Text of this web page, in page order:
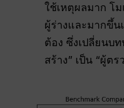
ใช้เหตุผลมาก โ
ผู้ร่างและมากขึ้
ต้อง ซึ่งเปลี่ยนบ
สร้าง” เป็น “ผู้ตร